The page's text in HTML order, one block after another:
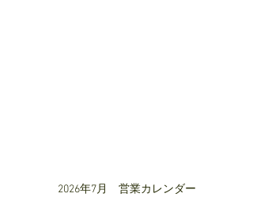
2026年7月　営業カレンダー